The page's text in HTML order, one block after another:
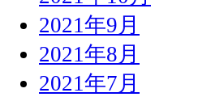
2021年9月
2021年8月
2021年7月